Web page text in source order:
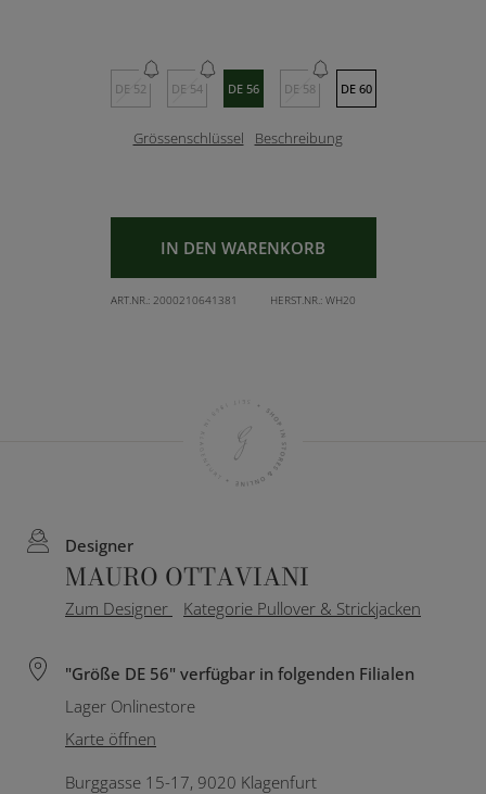
DE 52 DE 54 DE 56 DE 58 DE 60
Grössenschlüssel Beschreibung
IN DEN WARENKORB
ART.NR.: 2000210641381 HERST.NR.: WH20
Designer
MAURO OTTAVIANI
Zum Designer Kategorie Pullover & Strickjacken
"Größe DE 56" verfügbar in folgenden Filialen
Lager Onlinestore
Karte öffnen
Burggasse 15-17, 9020 Klagenfurt